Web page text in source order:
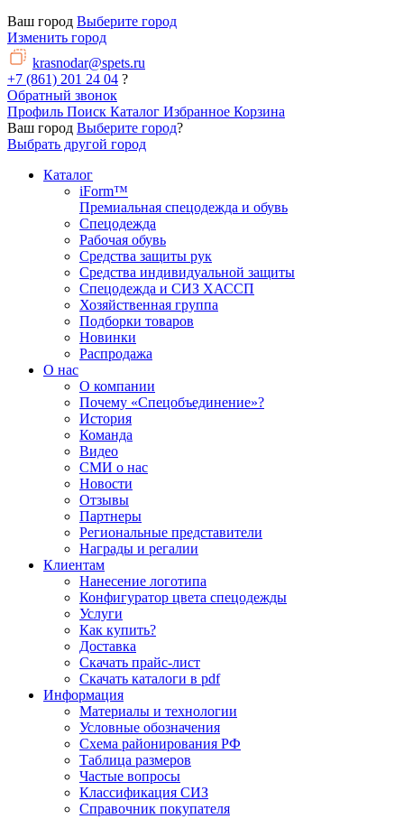
Ваш город Выберите город
Изменить город
krasnodar@spets.ru
+7 (861) 201 24 04 ?
Обратный звонок
Профиль Поиск Каталог Избранное Корзина
Ваш город Выберите город?
Выбрать другой город
Каталог
iForm™
Премиальная спецодежда и обувь
Спецодежда
Рабочая обувь
Средства защиты рук
Средства индивидуальной защиты
Спецодежда и СИЗ ХАССП
Хозяйственная группа
Подборки товаров
Новинки
Распродажа
О нас
О компании
Почему «Спецобъединение»?
История
Команда
Видео
СМИ о нас
Новости
Отзывы
Партнеры
Региональные представители
Награды и регалии
Клиентам
Нанесение логотипа
Конфигуратор цвета спецодежды
Услуги
Как купить?
Доставка
Скачать прайс-лист
Скачать каталоги в pdf
Информация
Материалы и технологии
Условные обозначения
Схема районирования РФ
Таблица размеров
Частые вопросы
Классификация СИЗ
Справочник покупателя